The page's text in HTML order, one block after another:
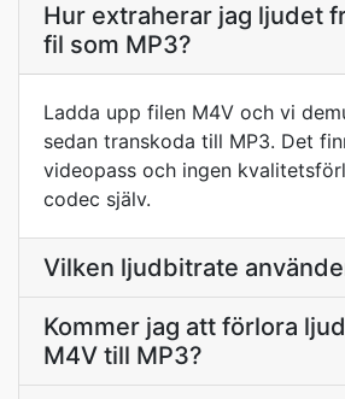
Hur extraherar jag ljudet
fil som MP3?
Ladda upp filen M4V och vi
sedan transkoda till MP3. Det
videopass och ingen
codec själv.
Vilken ljudbitrate
Kommer jag att förlora
M4V till MP3?